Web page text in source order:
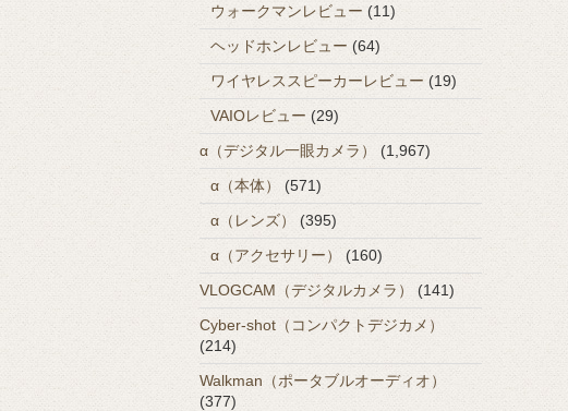
ウォークマンレビュー (11)
ヘッドホンレビュー (64)
ワイヤレススピーカーレビュー (19)
VAIOレビュー (29)
α（デジタル一眼カメラ）
(1,967)
α（本体）
(571)
α（レンズ）
(395)
α（アクセサリー）
(160)
VLOGCAM（デジタルカメラ）
(141)
Cyber-shot（コンパクトデジカメ）
(214)
Walkman（ポータブルオーディオ）
(377)